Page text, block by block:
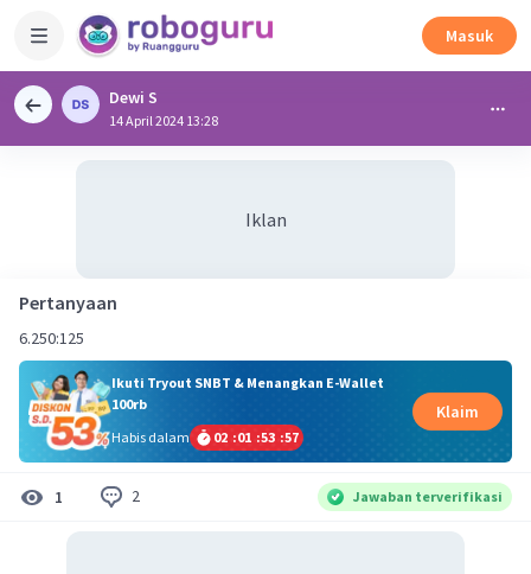
Masuk
Dewi S
14 April 2024 13:28
Iklan
Pertanyaan
6.250:125
Ikuti Tryout SNBT & Menangkan E-Wallet
100rb
Habis dalam
02 :01 :53 :57
Klaim
1 2 Jawaban terverifikasi